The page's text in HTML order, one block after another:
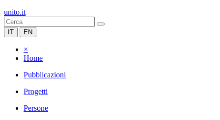
unito.it
IT EN
×
Home
Pubblicazioni
Progetti
Persone